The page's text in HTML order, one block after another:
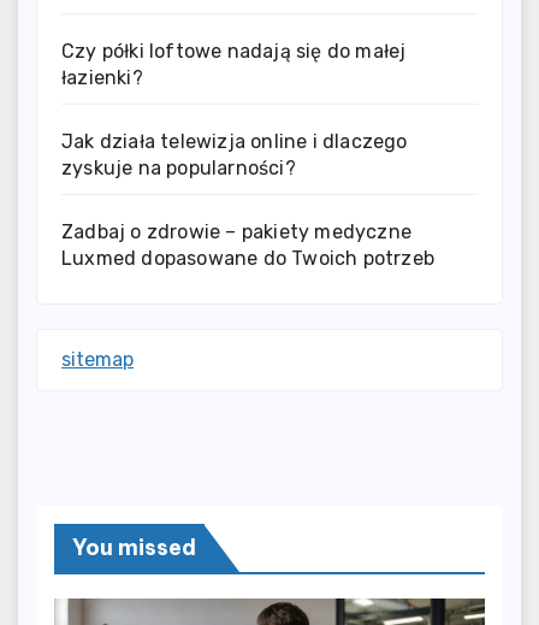
Czy półki loftowe nadają się do małej
łazienki?
Jak działa telewizja online i dlaczego
zyskuje na popularności?
Zadbaj o zdrowie – pakiety medyczne
Luxmed dopasowane do Twoich potrzeb
sitemap
You missed